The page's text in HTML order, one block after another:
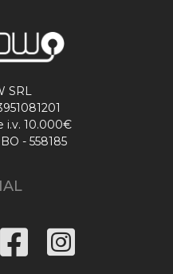
SRL
i.v. 10.000€
- 558185